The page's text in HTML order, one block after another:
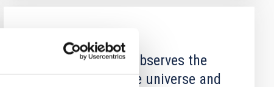
The James Webb observes the
first galaxies in the universe and